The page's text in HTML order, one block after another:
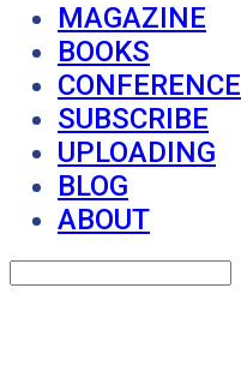
MAGAZINE
BOOKS
CONFERENCE
SUBSCRIBE
UPLOADING
BLOG
ABOUT